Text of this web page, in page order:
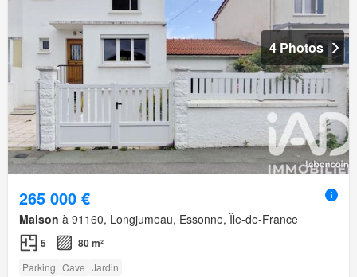
4 Photos
265 000 €
Maison à 91160, Longjumeau, Essonne, Île-de-France
5 80 m²
Parking Cave Jardin